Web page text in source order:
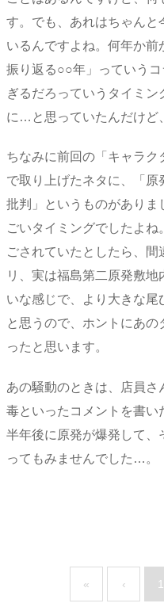
す。でも、あれはちゃんと
いるんですよね。何年か
振り返る○○年」っていう
ぎるだろっていうタイミ
に…と思っていたんだけど
ちなみに前回の「キャラ
で取り上げたネタに、「
批判」というものがありま
ごいタイミングでしたよ
ごされていたとしたら、
リ、実は福島第二原発敷
いな感じで、より大きな尾
と思うので、ホントにあ
ったと思います。
あの騒動のときは、店員
毒といったコメントを書い
半年後に原発が爆発して、
ってもみませんでした…。
« ‹ 1